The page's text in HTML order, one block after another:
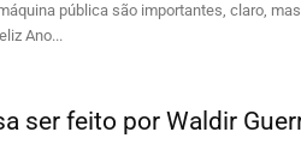
pública são importantes, claro,
Ano...
ser feito por Waldir